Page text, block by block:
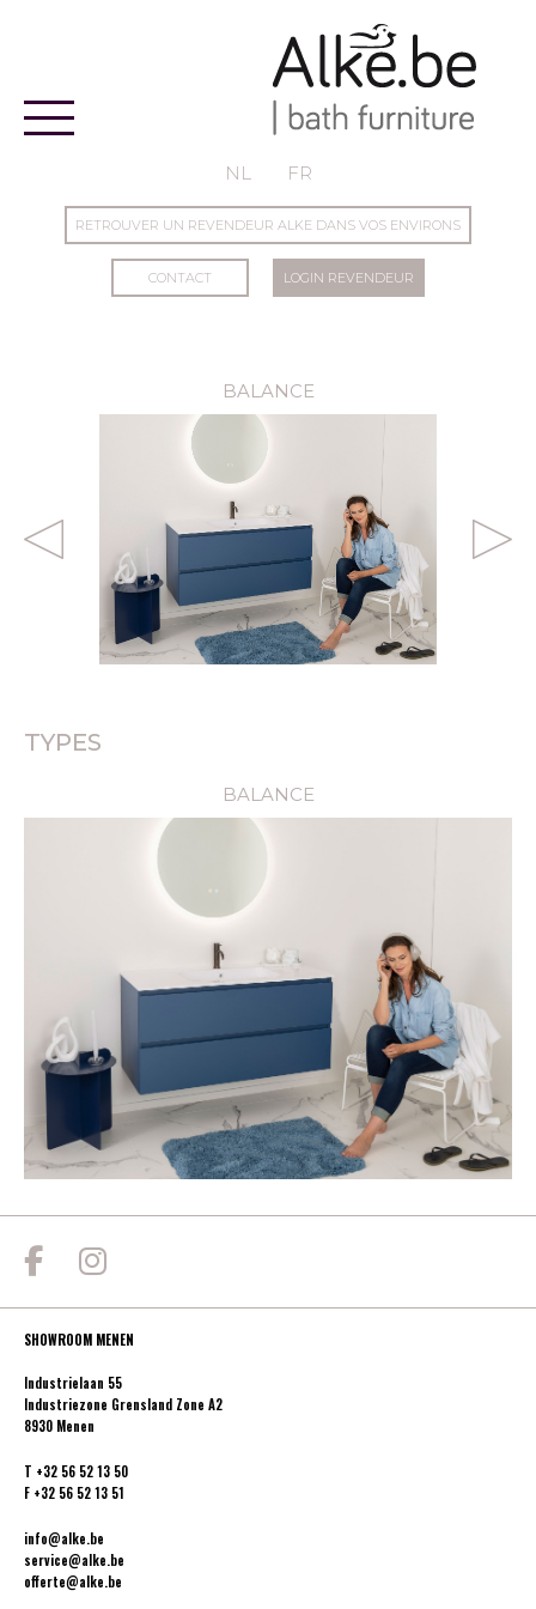
NL FR
RETROUVER UN REVENDEUR ALKE DANS VOS ENVIRONS
CONTACT LOGIN REVENDEUR
BALANCE
DÉCOUVRIR
TYPES
BALANCE
DÉCOUVRIR
SHOWROOM MENEN
Industrielaan 55
Industriezone Grensland Zone A2
8930 Menen
T +32 56 52 13 50
F +32 56 52 13 51
info@alke.be
service@alke.be
offerte@alke.be